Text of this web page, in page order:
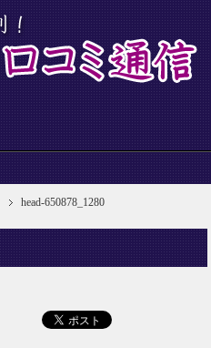
head-650878_1280